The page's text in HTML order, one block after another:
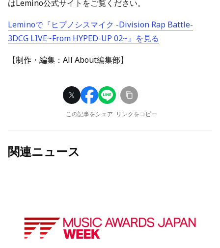
はLemino公式サイトをご覧ください。
Leminoで『ヒプノシスマイク -Division Rap Battle-
3DCG LIVE~From HYPED-UP 02~』を見る
【制作・編集：All About編集部】
この記事をシェア リンクをコピー
関連ニュース